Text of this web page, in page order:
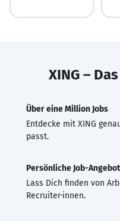
XING –
Über eine Million Jobs
Entdecke mit XING
passt.
Persönliche Job-
Lass Dich finden von
Recruiter·innen.